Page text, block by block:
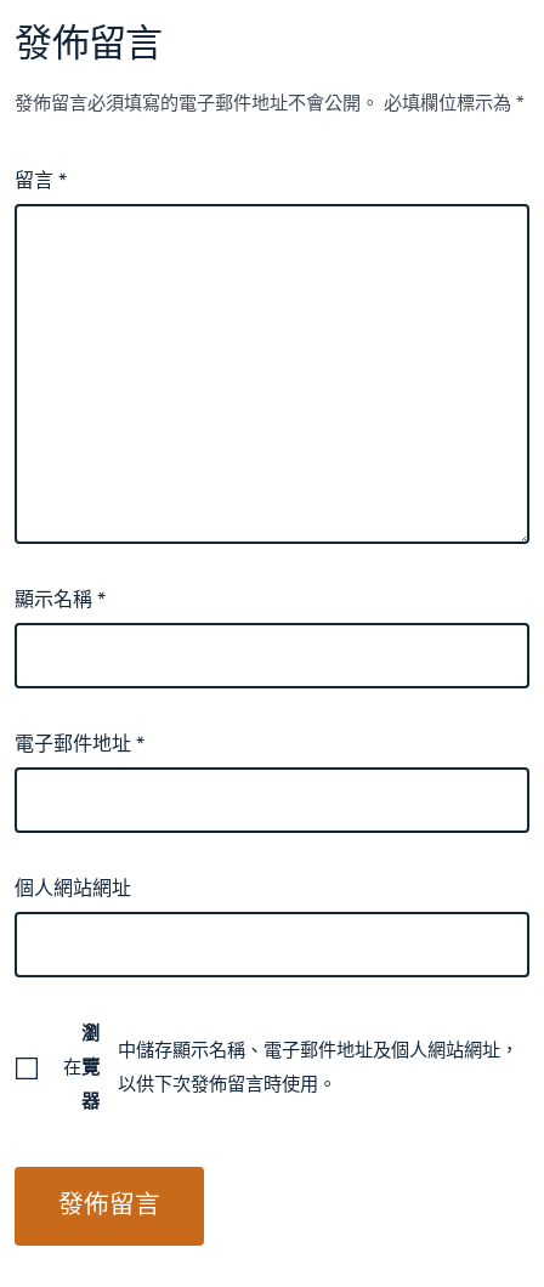
發佈留言
發佈留言必須填寫的電子郵件地址不會公開。 必填欄位標示為*
留言*
顯示名稱*
電子郵件地址*
個人網站網址
在
瀏
覽
器
中儲存顯示名稱、電子郵件地址及個人網站網址，
以供下次發佈留言時使用。